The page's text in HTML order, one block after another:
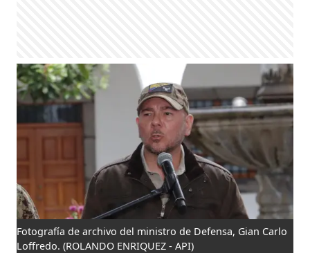
Fotografía de archivo del ministro de Defensa, Gian Carlo
Loffredo. (ROLANDO ENRIQUEZ - API)